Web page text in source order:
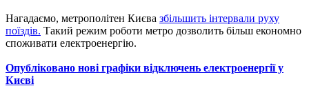
Нагадаємо, метрополітен Києва збільшить інтервали руху
поїздів. Такий режим роботи метро дозволить більш економно
споживати електроенергію.
Опубліковано нові графіки відключень електроенергії у
Києві